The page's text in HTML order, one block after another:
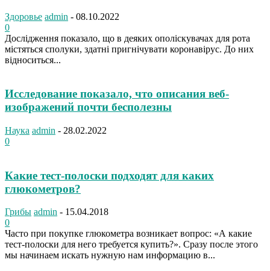
Здоровье admin - 08.10.2022
0
Дослідження показало, що в деяких ополіскувачах для рота
містяться сполуки, здатні пригнічувати коронавірус. До них
відноситься...
Исследование показало, что описания веб-
изображений почти бесполезны
Наука admin - 28.02.2022
0
Какие тест-полоски подходят для каких
глюкометров?
Грибы admin - 15.04.2018
0
Часто при покупке глюкометра возникает вопрос: «А какие
тест-полоски для него требуется купить?». Сразу после этого
мы начинаем искать нужную нам информацию в...